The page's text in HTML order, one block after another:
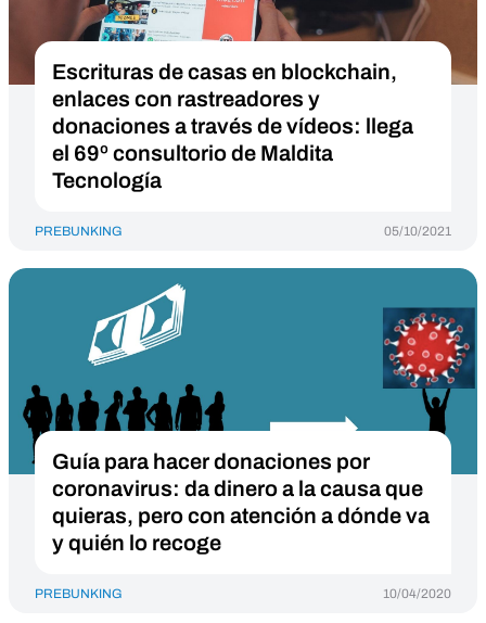
Escrituras de casas en blockchain,
enlaces con rastreadores y
donaciones a través de vídeos: llega
el 69º consultorio de Maldita
Tecnología
PREBUNKING 05/10/2021
Guía para hacer donaciones por
coronavirus: da dinero a la causa que
quieras, pero con atención a dónde va
y quién lo recoge
PREBUNKING 10/04/2020